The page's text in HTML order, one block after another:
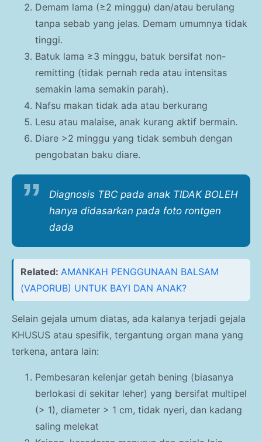
Demam lama (≥2 minggu) dan/atau berulang
tanpa sebab yang jelas. Demam umumnya tidak
tinggi.
Batuk lama ≥3 minggu, batuk bersifat non-
remitting (tidak pernah reda atau intensitas
semakin lama semakin parah).
Nafsu makan tidak ada atau berkurang
Lesu atau malaise, anak kurang aktif bermain.
Diare >2 minggu yang tidak sembuh dengan
pengobatan baku diare.
Diagnosis TBC pada anak TIDAK BOLEH
hanya didasarkan pada foto rontgen
dada
Related: AMANKAH PENGGUNAAN BALSAM
(VAPORUB) UNTUK BAYI DAN ANAK?
Selain gejala umum diatas, ada kalanya terjadi gejala
KHUSUS atau spesifik, tergantung organ mana yang
terkena, antara lain:
Pembesaran kelenjar getah bening (biasanya
berlokasi di sekitar leher) yang bersifat multipel
(> 1), diameter > 1 cm, tidak nyeri, dan kadang
saling melekat